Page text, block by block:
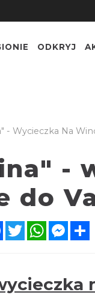
ODKRYJ
- Wycieczka Na
-
do
FacebookTwitterWhatsApp